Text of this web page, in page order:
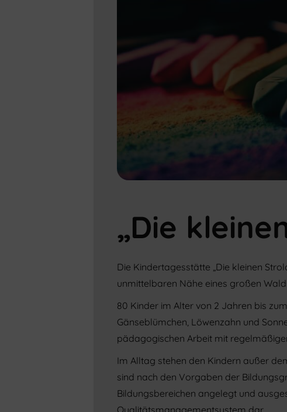
„Die
Die Kindertagesstätte „Die kleinen
unmittelbaren Nähe eines großen
80 Kinder im Alter von 2 Jahren bis
Gänseblümchen, Löwenzahn und
pädagogischen Arbeit mit
Im Alltag stehen den Kindern außer
sind nach den Vorgaben der
Bildungsbereichen angelegt und
Qualitätsmanagementsystem dar.